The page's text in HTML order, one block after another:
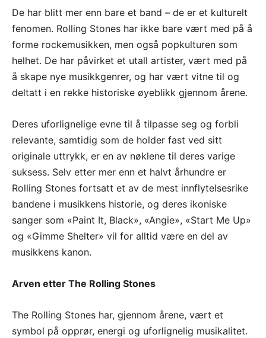
De har blitt mer enn bare et band – de er et kulturelt
fenomen. Rolling Stones har ikke bare vært med på å
forme rockemusikken, men også popkulturen som
helhet. De har påvirket et utall artister, vært med på
å skape nye musikkgenrer, og har vært vitne til og
deltatt i en rekke historiske øyeblikk gjennom årene.
Deres uforlignelige evne til å tilpasse seg og forbli
relevante, samtidig som de holder fast ved sitt
originale uttrykk, er en av nøklene til deres varige
suksess. Selv etter mer enn et halvt århundre er
Rolling Stones fortsatt et av de mest innflytelsesrike
bandene i musikkens historie, og deres ikoniske
sanger som «Paint It, Black», «Angie», «Start Me Up»
og «Gimme Shelter» vil for alltid være en del av
musikkens kanon.
Arven etter The Rolling Stones
The Rolling Stones har, gjennom årene, vært et
symbol på opprør, energi og uforlignelig musikalitet.